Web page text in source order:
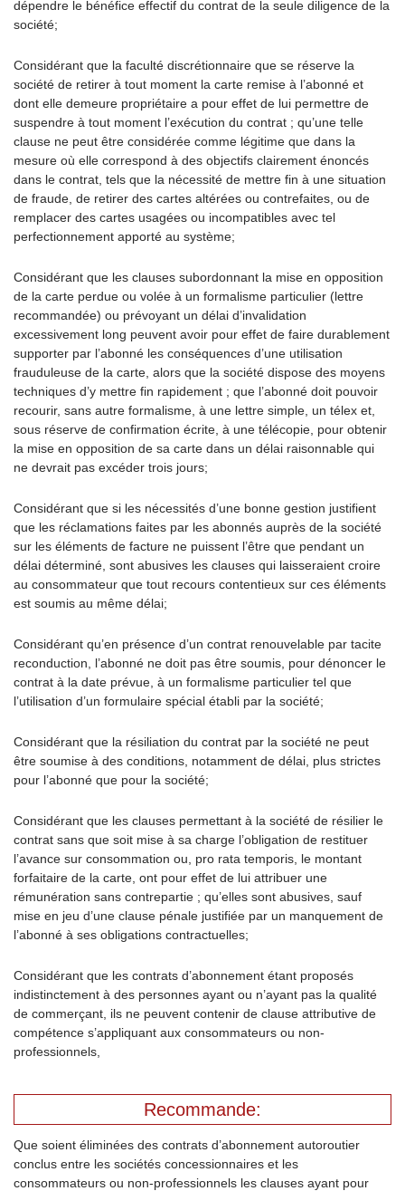
dépendre le bénéfice effectif du contrat de la seule diligence de la
société;
Considérant que la faculté discrétionnaire que se réserve la
société de retirer à tout moment la carte remise à l’abonné et
dont elle demeure propriétaire a pour effet de lui permettre de
suspendre à tout moment l’exécution du contrat ; qu’une telle
clause ne peut être considérée comme légitime que dans la
mesure où elle correspond à des objectifs clairement énoncés
dans le contrat, tels que la nécessité de mettre fin à une situation
de fraude, de retirer des cartes altérées ou contrefaites, ou de
remplacer des cartes usagées ou incompatibles avec tel
perfectionnement apporté au système;
Considérant que les clauses subordonnant la mise en opposition
de la carte perdue ou volée à un formalisme particulier (lettre
recommandée) ou prévoyant un délai d’invalidation
excessivement long peuvent avoir pour effet de faire durablement
supporter par l’abonné les conséquences d’une utilisation
frauduleuse de la carte, alors que la société dispose des moyens
techniques d’y mettre fin rapidement ; que l’abonné doit pouvoir
recourir, sans autre formalisme, à une lettre simple, un télex et,
sous réserve de confirmation écrite, à une télécopie, pour obtenir
la mise en opposition de sa carte dans un délai raisonnable qui
ne devrait pas excéder trois jours;
Considérant que si les nécessités d’une bonne gestion justifient
que les réclamations faites par les abonnés auprès de la société
sur les éléments de facture ne puissent l’être que pendant un
délai déterminé, sont abusives les clauses qui laisseraient croire
au consommateur que tout recours contentieux sur ces éléments
est soumis au même délai;
Considérant qu’en présence d’un contrat renouvelable par tacite
reconduction, l’abonné ne doit pas être soumis, pour dénoncer le
contrat à la date prévue, à un formalisme particulier tel que
l’utilisation d’un formulaire spécial établi par la société;
Considérant que la résiliation du contrat par la société ne peut
être soumise à des conditions, notamment de délai, plus strictes
pour l’abonné que pour la société;
Considérant que les clauses permettant à la société de résilier le
contrat sans que soit mise à sa charge l’obligation de restituer
l’avance sur consommation ou, pro rata temporis, le montant
forfaitaire de la carte, ont pour effet de lui attribuer une
rémunération sans contrepartie ; qu’elles sont abusives, sauf
mise en jeu d’une clause pénale justifiée par un manquement de
l’abonné à ses obligations contractuelles;
Considérant que les contrats d’abonnement étant proposés
indistinctement à des personnes ayant ou n’ayant pas la qualité
de commerçant, ils ne peuvent contenir de clause attributive de
compétence s’appliquant aux consommateurs ou non-
professionnels,
Recommande:
Que soient éliminées des contrats d’abonnement autoroutier
conclus entre les sociétés concessionnaires et les
consommateurs ou non-professionnels les clauses ayant pour